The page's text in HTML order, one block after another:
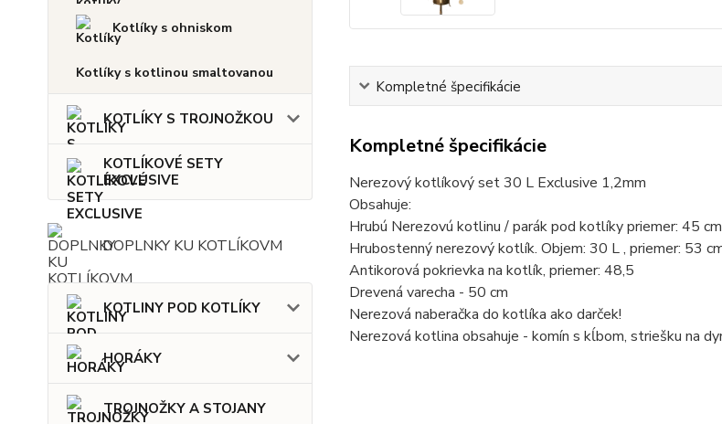
Kotlíky s ohniskom
Kotlíky s kotlinou smaltovanou
KOTLÍKY S TROJNOŽKOU
KOTLÍKOVÉ SETY
EXCLUSIVE
DOPLNKY KU KOTLÍKOVM
KOTLINY POD KOTLÍKY
HORÁKY
TROJNOŽKY A STOJANY
Kompletné špecifikácie
Kompletné špecifikácie
Nerezový kotlíkový set 30 L Exclusive 1,2mm
Obsahuje:
Hrubú Nerezovú kotlinu / parák pod kotlíky priemer: 45
Hrubostenný nerezový kotlík. Objem: 30 L , priemer: 53
Antikorová pokrievka na kotlík, priemer: 48,5
Drevená varecha - 50 cm
Nerezová naberačka do kotlíka ako darček!
Nerezová kotlina obsahuje - komín s kĺbom, striešku na